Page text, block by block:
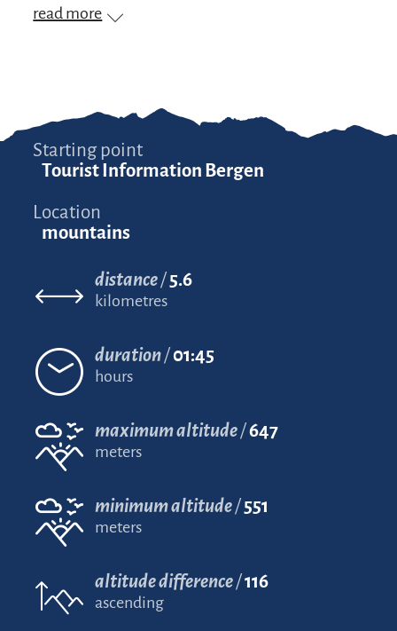
read more
Starting point
Tourist Information Bergen
Location
mountains
distance 5.6
kilometres
duration 01:45
hours
maximum altitude 647
meters
minimum altitude 551
meters
altitude difference 116
ascending